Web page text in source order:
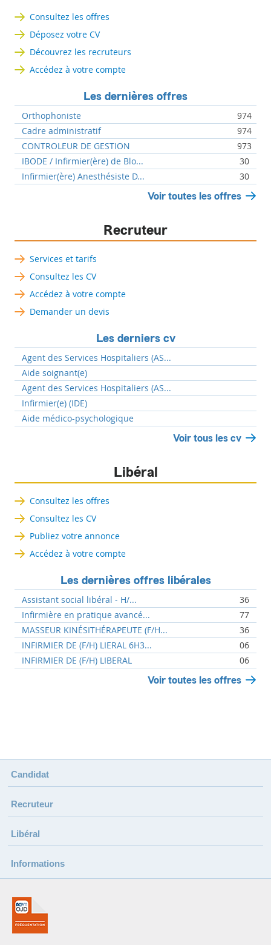
Consultez les offres
Déposez votre CV
Découvrez les recruteurs
Accédez à votre compte
Les dernières offres
Orthophoniste
974
Cadre administratif
974
CONTROLEUR DE GESTION
973
IBODE / Infirmier(ère) de Blo...
30
Infirmier(ère) Anesthésiste D...
30
Voir toutes les offres
Recruteur
Services et tarifs
Consultez les CV
Accédez à votre compte
Demander un devis
Les derniers cv
Agent des Services Hospitaliers (AS...
Aide soignant(e)
Agent des Services Hospitaliers (AS...
Infirmier(e) (IDE)
Aide médico-psychologique
Voir tous les cv
Libéral
Consultez les offres
Consultez les CV
Publiez votre annonce
Accédez à votre compte
Les dernières offres libérales
Assistant social libéral - H/...
36
Infirmière en pratique avancé...
77
MASSEUR KINÉSITHÉRAPEUTE (F/H...
36
INFIRMIER DE (F/H) LIERAL 6H3...
06
INFIRMIER DE (F/H) LIBERAL
06
Voir toutes les offres
Candidat
Recruteur
Libéral
Informations